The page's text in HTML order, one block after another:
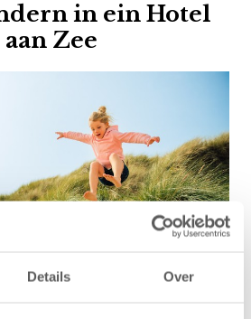
Details Over
in ein Hotel
Zee